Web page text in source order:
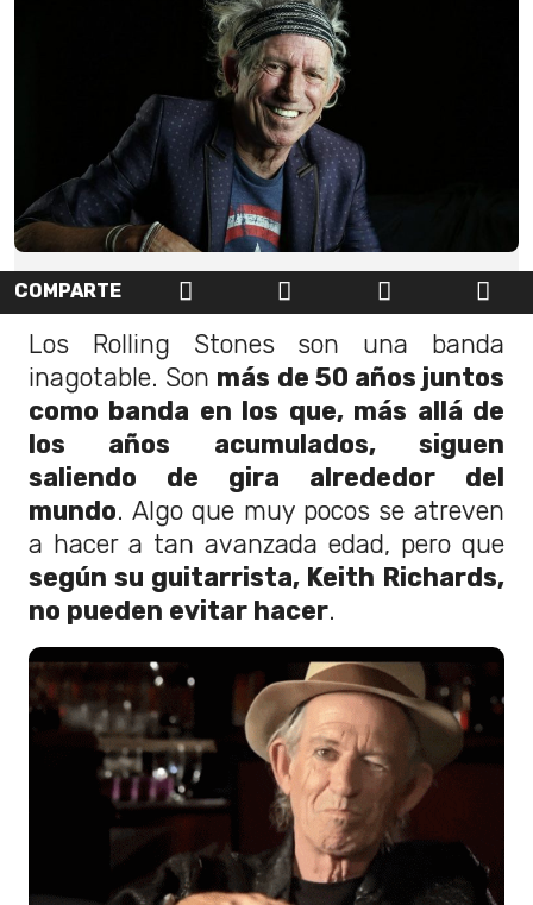
COMPARTE
Los Rolling Stones son una banda
inagotable. Son más de 50 años juntos
como banda en los que, más allá de
los años acumulados, siguen
saliendo de gira alrededor del
mundo. Algo que muy pocos se atreven
a hacer a tan avanzada edad, pero que
según su guitarrista, Keith Richards,
no pueden evitar hacer.